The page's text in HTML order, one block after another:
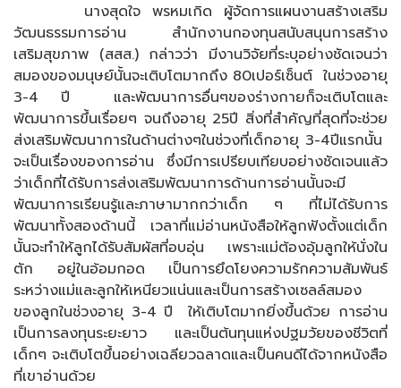
นางสุดใจ พรหมเกิด ผู้จัดการแผนงานสร้างเสริม
วัฒนธรรมการอ่าน สำนักงานกองทุนสนับสนุนการสร้าง
เสริมสุขภาพ (สสส.) กล่าวว่า มีงานวิจัยที่ระบุอย่างชัดเจนว่า
สมองของมนุษย์นั้นจะเติบโตมากถึง 80เปอร์เซ็นต์ ในช่วงอายุ
3-4 ปี และพัฒนาการอื่นๆของร่างกายก็จะเติบโตและ
พัฒนาการขึ้นเรื่อยๆ จนถึงอายุ 25ปี สิ่งที่สำคัญที่สุดที่จะช่วย
ส่งเสริมพัฒนาการในด้านต่างๆในช่วงที่เด็กอายุ 3-4ปีแรกนั้น
จะเป็นเรื่องของการอ่าน ซึ่งมีการเปรียบเทียบอย่างชัดเจนแล้ว
ว่าเด็กที่ได้รับการส่งเสริมพัฒนาการด้านการอ่านนั้นจะมี
พัฒนาการเรียนรู้และภาษามากกว่าเด็ก ๆ ที่ไม่ได้รับการ
พัฒนาทั้งสองด้านนี้ เวลาที่แม่อ่านหนังสือให้ลูกฟังตั้งแต่เด็ก
นั้นจะทำให้ลูกได้รับสัมผัสที่อบอุ่น เพราะแม่ต้องอุ้มลูกให้นั่งใน
ตัก อยู่ในอ้อมกอด เป็นการยึดโยงความรักความสัมพันธ์
ระหว่างแม่และลูกให้เหนียวแน่นและเป็นการสร้างเซลล์สมอง
ของลูกในช่วงอายุ 3-4 ปี ให้เติบโตมากยิ่งขึ้นด้วย การอ่าน
เป็นการลงทุนระยะยาว และเป็นต้นทุนแห่งปฐมวัยของชีวิตที่
เด็กๆ จะเติบโตขึ้นอย่างเฉลียวฉลาดและเป็นคนดีได้จากหนังสือ
ที่เขาอ่านด้วย